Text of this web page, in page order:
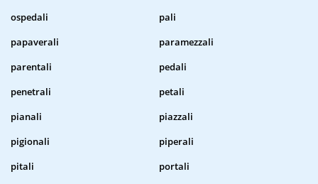
ospedali
pali
papaverali
paramezzali
parentali
pedali
penetrali
petali
pianali
piazzali
pigionali
piperali
pitali
portali